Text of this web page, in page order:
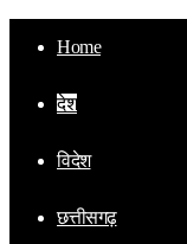
Home
देश
विदेश
छत्तीसगढ़